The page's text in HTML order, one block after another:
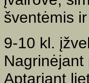
šventėmis
9-10 kl.
Aptariant